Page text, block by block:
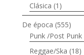
Clásica (1)
De época (555)
Punk /Post Punk
Reggae/Ska (18)